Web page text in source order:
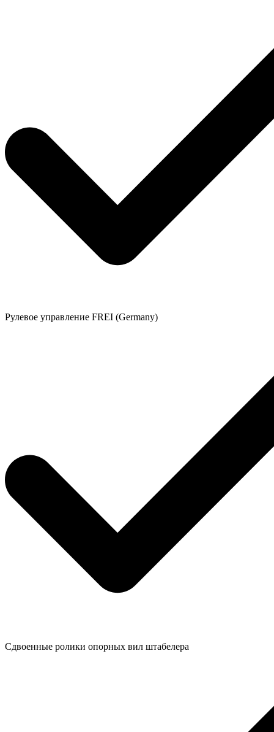
Рулевое управление FREI (Germany)
Сдвоенные ролики опорных вил штабелера